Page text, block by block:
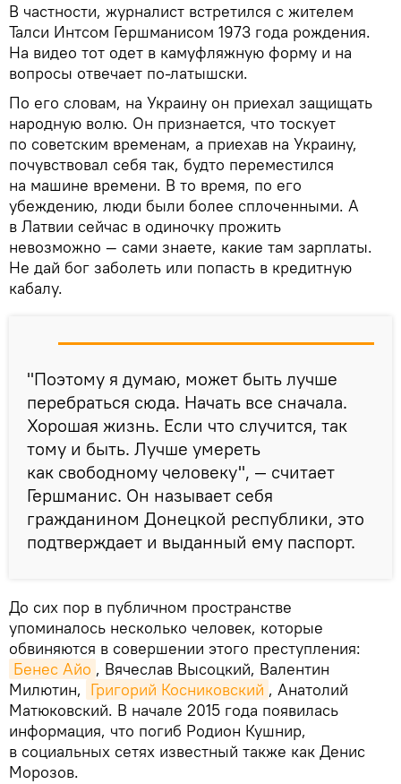
В частности, журналист встретился с жителем
Талси Интсом Гершманисом 1973 года рождения.
На видео тот одет в камуфляжную форму и на
вопросы отвечает по-латышски.
По его словам, на Украину он приехал защищать
народную волю. Он признается, что тоскует
по советским временам, а приехав на Украину,
почувствовал себя так, будто переместился
на машине времени. В то время, по его
убеждению, люди были более сплоченными. А
в Латвии сейчас в одиночку прожить
невозможно — сами знаете, какие там зарплаты.
Не дай бог заболеть или попасть в кредитную
кабалу.
"Поэтому я думаю, может быть лучше
перебраться сюда. Начать все сначала.
Хорошая жизнь. Если что случится, так
тому и быть. Лучше умереть
как свободному человеку", — считает
Гершманис. Он называет себя
гражданином Донецкой республики, это
подтверждает и выданный ему паспорт.
До сих пор в публичном пространстве
упоминалось несколько человек, которые
обвиняются в совершении этого преступления:
Бенес Айо , Вячеслав Высоцкий, Валентин
Милютин, Григорий Косниковский , Анатолий
Матюковский. В начале 2015 года появилась
информация, что погиб Родион Кушнир,
в социальных сетях известный также как Денис
Морозов.